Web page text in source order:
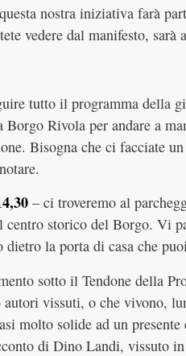
nostra iniziativa farà
vedere dal manifesto,
tutto il programma della
Rivola per andare a
Bisogna che ci facciate
– ci troveremo al
centro storico del Borgo. Vi
la porta di casa che
sotto il Tendone della
autori vissuti, o che vivono,
molto solide ad un
di Dino Landi, vissuto